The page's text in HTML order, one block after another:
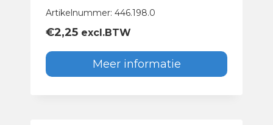
Artikelnummer: 446.198.0
€2,25 excl.BTW
Meer informatie